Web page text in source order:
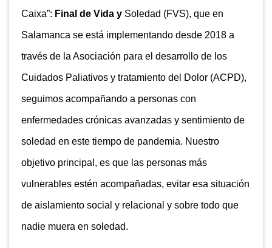
Caixa”: Final de Vida y Soledad (FVS), que en
Salamanca se está implementando desde 2018 a
través de la Asociación para el desarrollo de los
Cuidados Paliativos y tratamiento del Dolor (ACPD),
seguimos acompañando a personas con
enfermedades crónicas avanzadas y sentimiento de
soledad en este tiempo de pandemia. Nuestro
objetivo principal, es que las personas más
vulnerables estén acompañadas, evitar esa situación
de aislamiento social y relacional y sobre todo que
nadie muera en soledad.